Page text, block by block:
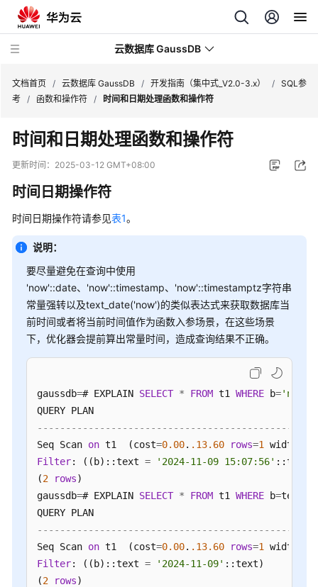
云数据库 GaussDB
最
新
动
务
公
告
产
品
介
绍
文档首页 / 云数据库 GaussDB / 开发指南（集中式_V2.0-3.x） / SQL参
考 / 函数和操作符 / 时间和日期处理函数和操作符
时间和日期处理函数和操作符
更新时间： 2025-03-12 GMT+08:00
时间日期操作符
时间日期操作符请参见表1。
说明：
要尽量避免在查询中使用
'now'::date、'now'::timestamp、'now'::timestamptz字符串
常量强转以及text_date('now')的类似表达式来获取数据库当
前时间或者将当前时间值作为函数入参场景，在这些场景
下，优化器会提前算出常量时间，造成查询结果不正确。
gaussdb=# EXPLAIN SELECT * FROM t1 WHERE b='now'
Seq Scan on t1  (cost=0.00. .13.60 rows=1 width
Filter: ((b)::text = '2024-11-09 15:07:56' ::text)
(2 rows)
gaussdb=# EXPLAIN SELECT * FROM t1 WHERE b=
Seq Scan on t1  (cost=0.00. .13.60 rows=1 width
Filter: ((b)::text = '2024-11-09' ::text)
(2 rows)